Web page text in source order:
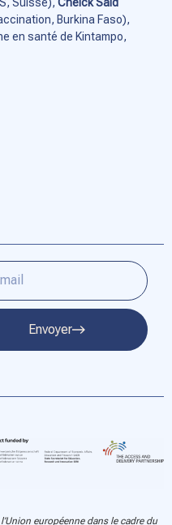
Burkina Faso),
en santé de Kintampo,
Envoyer
européenne dans le cadre du